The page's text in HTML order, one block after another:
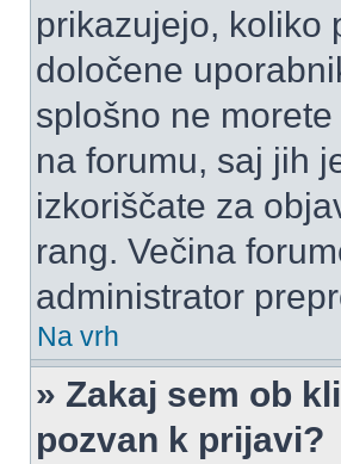
prikazujejo, koliko
določene
splošno ne
na forumu, saj jih
izkoriščate za
rang. Večina
administrator
Na vrh
» Zakaj sem ob
pozvan k prijavi?